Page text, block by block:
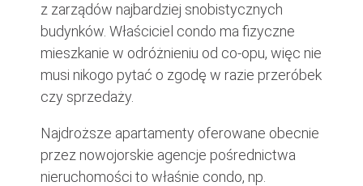
z zarządów najbardziej snobistycznych
budynków. Właściciel condo ma fizyczne
mieszkanie w odróżnieniu od co-opu, więc nie
musi nikogo pytać o zgodę w razie przeróbek
czy sprzedaży.
Najdroższe apartamenty oferowane obecnie
przez nowojorskie agencje pośrednictwa
nieruchomości to właśnie condo, np.